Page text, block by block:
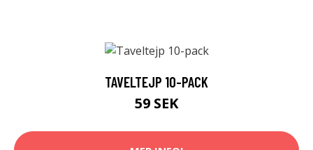
TAVELTEJP 10-PACK
59 SEK